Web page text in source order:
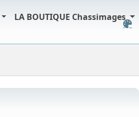
LA BOUTIQUE Chassimages